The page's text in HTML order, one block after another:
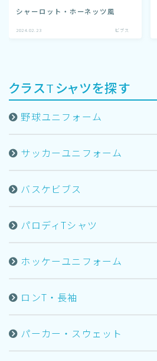
シャーロット・ホーネッツ風
2024.02.23 ビブス
クラスTシャツを探す
野球ユニフォーム
サッカーユニフォーム
バスケビブス
パロディTシャツ
ホッケーユニフォーム
ロンT・長袖
パーカー・スウェット